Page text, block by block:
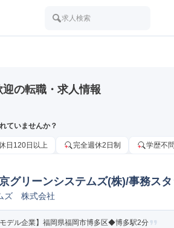
求人検索
の転職・求人情報
ていませんか？
日120日以上 完全週休2日制 学歴不問
グリーンシステムズ(株)/事務ス
ズ 株式会社
モデル企業】福岡県福岡市博多区◆博多駅2分